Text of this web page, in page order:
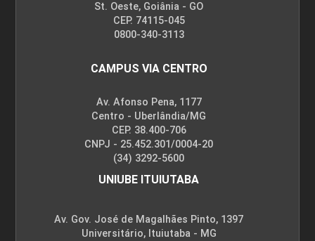
St. Oeste, Goiânia - GO
CEP. 74115-045
0800-340-3113
CAMPUS VIA CENTRO
Av. Afonso Pena, 1177
Centro - Uberlândia/MG
CEP. 38.400-706
CNPJ - 25.452.301/0004-20
(34) 3292-5600
UNIUBE ITUIUTABA
Av. Gov. José de Magalhães Pinto, 1397
Universitário, Ituiutaba - MG